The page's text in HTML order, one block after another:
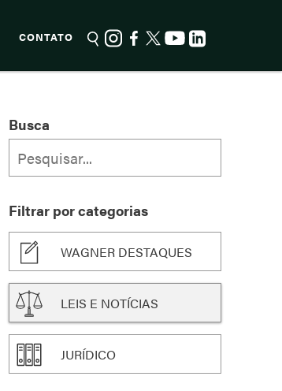
CONTATO
Busca
Filtrar por categorias
WAGNER DESTAQUES
LEIS E NOTÍCIAS
JURÍDICO